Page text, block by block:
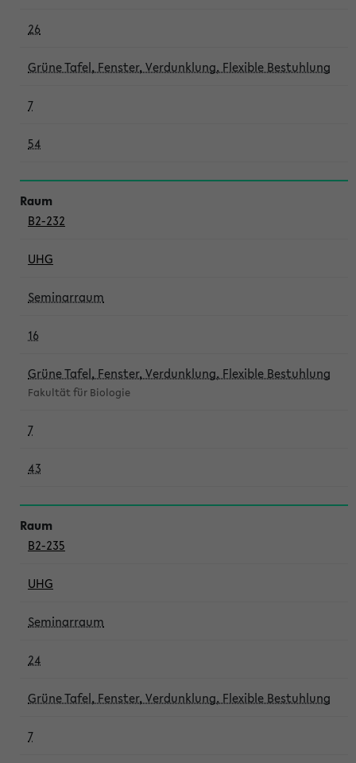
26
Grüne Tafel, Fenster, Verdunklung, Flexible Bestuhlung
7
54
B2-232
UHG
Seminarraum
16
Grüne Tafel, Fenster, Verdunklung, Flexible Bestuhlung
Fakultät für Biologie
7
43
B2-235
UHG
Seminarraum
24
Grüne Tafel, Fenster, Verdunklung, Flexible Bestuhlung
7